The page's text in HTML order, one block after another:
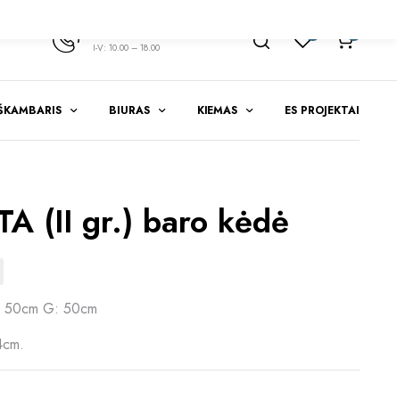
I-V: 10.00 – 18.00
BIURAS KIEMAS ES PROJEKTAI
(II gr.) baro kėdė
G: 50cm